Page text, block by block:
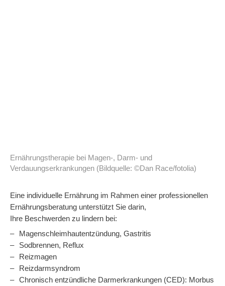
Ernährungstherapie bei Magen-, Darm- und
Verdauungserkrankungen (Bildquelle: ©Dan Race/fotolia)
Eine individuelle Ernährung im Rahmen einer professionellen
Ernährungsberatung unterstützt Sie darin,
Ihre Beschwerden zu lindern bei:
Magenschleimhautentzündung, Gastritis
Sodbrennen, Reflux
Reizmagen
Reizdarmsyndrom
Chronisch entzündliche Darmerkrankungen (CED): Morbus